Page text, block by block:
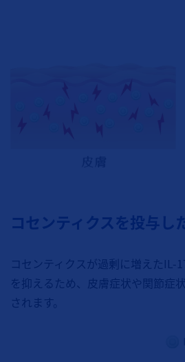
コセンティクスを投与し
コセンティクスが過剰に増えたIL-
を抑えるため、皮膚症状や関節症
されます。